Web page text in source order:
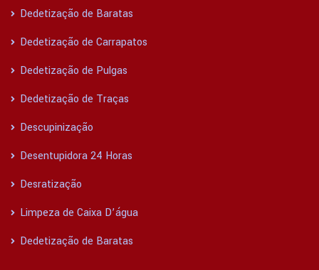
Dedetização de Baratas
Dedetização de Carrapatos
Dedetização de Pulgas
Dedetização de Traças
Descupinização
Desentupidora 24 Horas
Desratização
Limpeza de Caixa D’água
Dedetização de Baratas